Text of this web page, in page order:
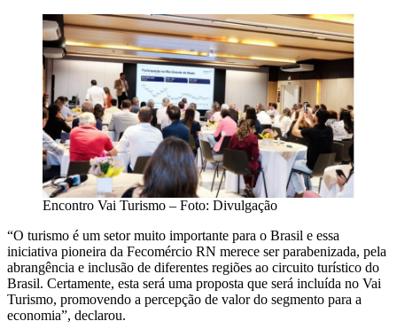
Encontro Vai Turismo – Foto: Divulgação
“O turismo é um setor muito importante para o Brasil e essa
iniciativa pioneira da Fecomércio RN merece ser parabenizada, pela
abrangência e inclusão de diferentes regiões ao circuito turístico do
Brasil. Certamente, esta será uma proposta que será incluída no Vai
Turismo, promovendo a percepção de valor do segmento para a
economia”, declarou.